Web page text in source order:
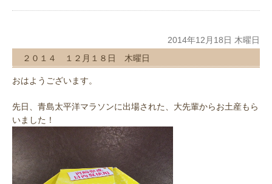
2014年12月18日 木曜日
２０１４ １２月１８日 木曜日
おはようございます。
先日、青島太平洋マラソンに出場された、大先輩からお土産もら
いました！